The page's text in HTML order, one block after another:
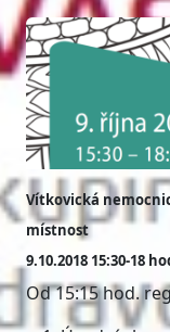
Vítkovická
místnost
9.10.2018 15:30-18
Od 15:15 hod.